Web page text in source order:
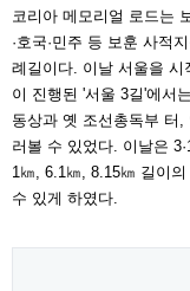
코리아 메모리얼 로드는
·호국·민주 등 보훈 사적
례길이다. 이날 서울을 시
이 진행된 '서울 3길'에서
동상과 옛 조선총독부 터,
러볼 수 있었다. 이날은
1㎞, 6.1㎞, 8.15㎞ 길이
수 있게 하였다.